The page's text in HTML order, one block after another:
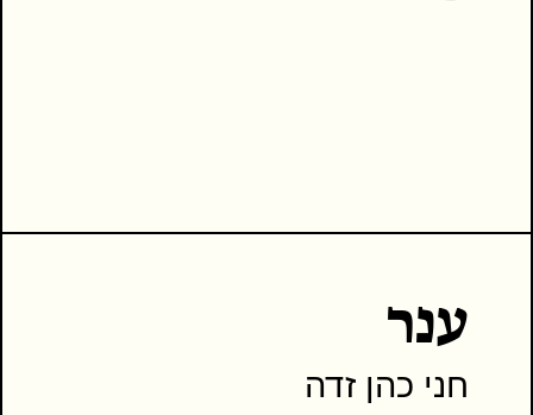
ענר
חני כהן זדה